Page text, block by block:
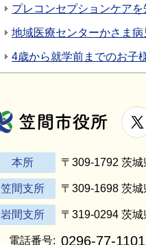
プレコンセプションケアを
地域医療センターかさま
4歳から就学前までのお子
笠間
本所 〒309-1792 茨
笠間支所 〒309-1698 茨
岩間支所 〒319-0294 茨
電話番号: 0296-77-1101